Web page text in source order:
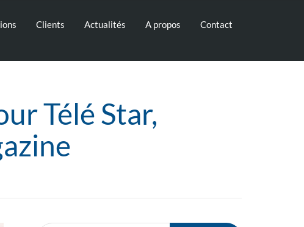
Clients Actualités A propos Contact
Télé Star,